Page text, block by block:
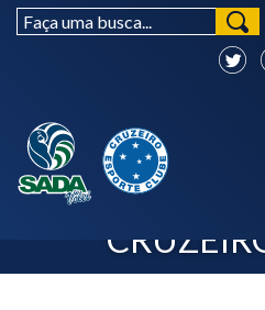
PRODUTOS